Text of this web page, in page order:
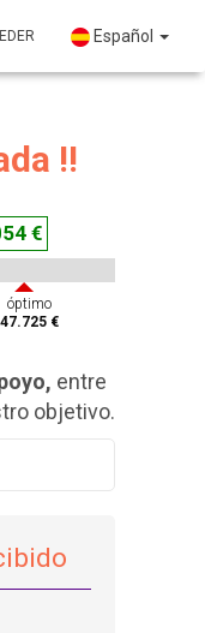
Español
!!
€
óptimo
47.725 €
entre
objetivo.